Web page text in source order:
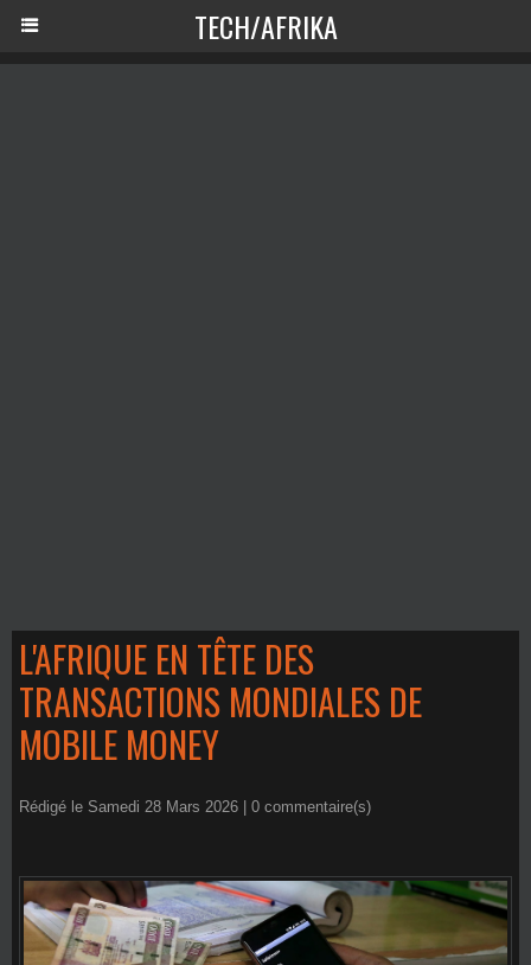
TECH/AFRIKA
L'AFRIQUE EN TÊTE DES
TRANSACTIONS MONDIALES DE
MOBILE MONEY
Rédigé le Samedi 28 Mars 2026 | 0 commentaire(s)